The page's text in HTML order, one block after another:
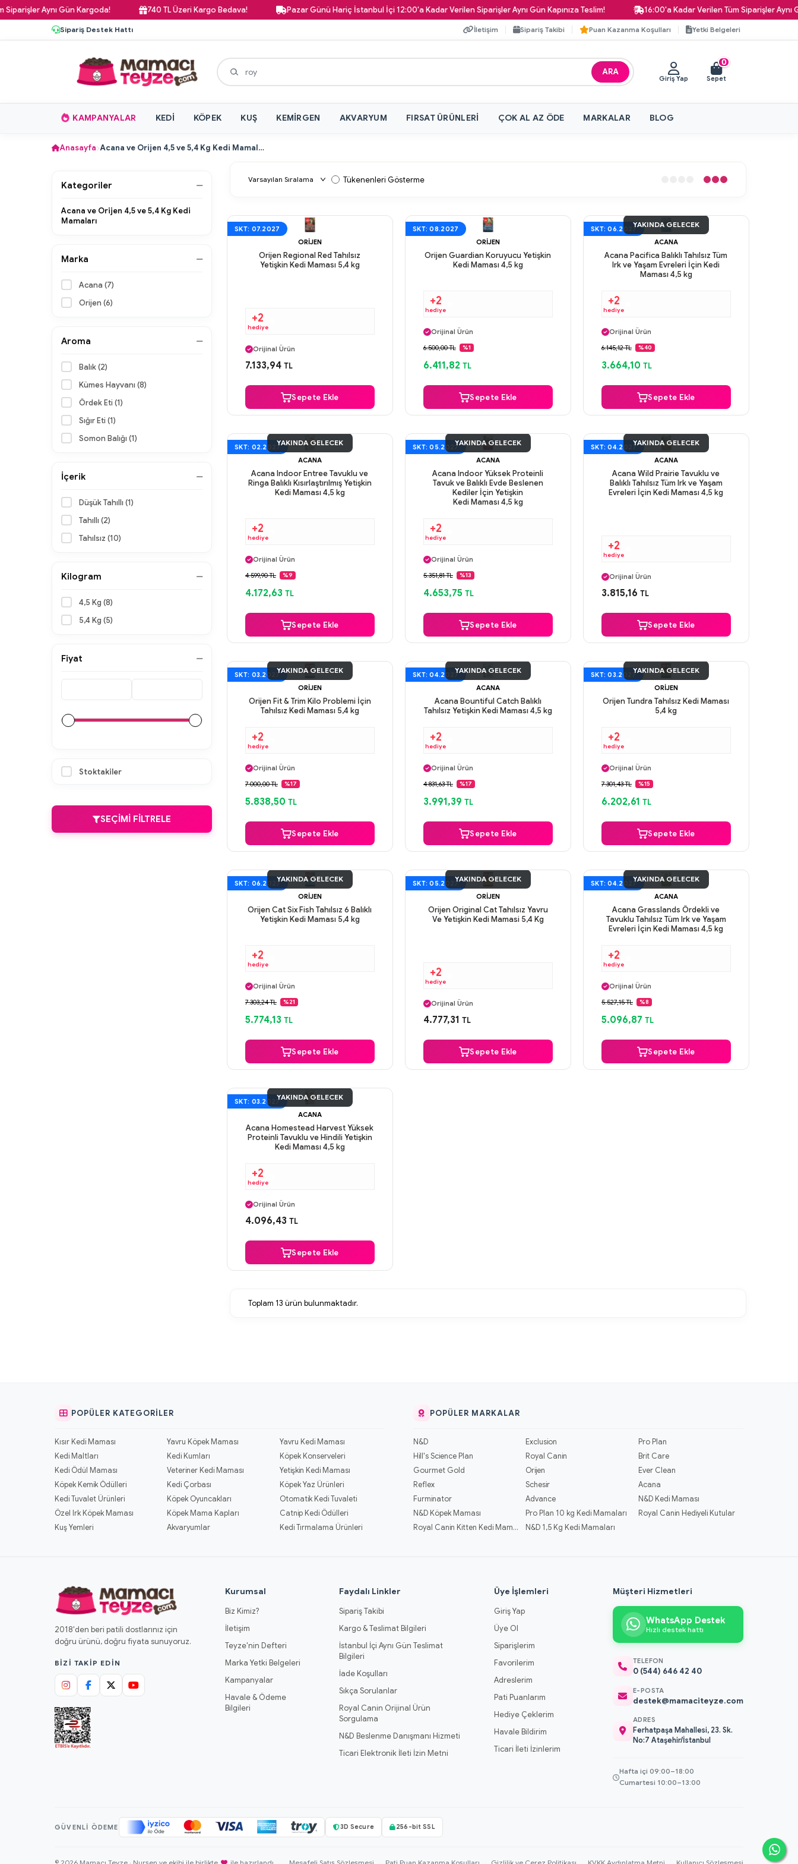
Aynı Gün Kargoda! 740 TL Üzeri Kargo Bedava! Pazar Günü Hariç İstanbul İçi 12:00'a Kadar Verilen Siparişler Aynı Gün Kapınıza Teslim! 16:00'a Kadar Verilen Tüm Siparişler Aynı Gün
Sipariş Destek Hattı İletişim Sipariş Takibi Puan Kazanma Koşulları Yetki Belgeleri
ARA
Giriş Yap
0
Sepet
KAMPANYALAR KEDI KÖPEK KUŞ KEMIRGEN AKVARYUM FIRSAT ÜRÜNLERI ÇOK AL AZ ÖDE MARKALAR BLOG
Anasayfa Acana ve Orijen 4,5 ve 5,4 Kg Kedi Mamaları
Kategoriler
Acana ve Orijen 4,5 ve 5,4 Kg Kedi
Mamaları
Marka
Acana (7)
Orijen (6)
Aroma
Balık (2)
Kümes Hayvanı (8)
Ördek Eti (1)
Sığır Eti (1)
Somon Balığı (1)
İçerik
Düşük Tahıllı (1)
Tahıllı (2)
Tahılsız (10)
Kilogram
4,5 Kg (8)
5,4 Kg (5)
Fiyat
Stoktakiler
SEÇIMI FILTRELE
Tükenenleri Gösterme
SKT: 07.2027
ORIJEN
Orijen Regional Red Tahılsız
Yetişkin Kedi Maması 5,4 kg
+2
hediye
Orijinal Ürün
Güvenli Ödeme
7.133,94 TL
Sepete Ekle
SKT: 08.2027
ORIJEN
Orijen Guardian Koruyucu Yetişkin
Kedi Maması 4,5 kg
+2
hediye
Orijinal Ürün
Güvenli Ödeme
6.500,00 TL %1
6.411,82 TL
Sepete Ekle
SKT: 06.2027YAKINDA GELECEK
ACANA
Acana Pacifica Balıklı Tahılsız Tüm
Irk ve Yaşam Evreleri İçin Kedi
Maması 4,5 kg
+2
hediye
Orijinal Ürün
Güvenli Ödeme
6.145,12 TL %40
3.664,10 TL
Sepete Ekle
SKT: 02.2027YAKINDA GELECEK
ACANA
Acana Indoor Entree Tavuklu ve
Ringa Balıklı Kısırlaştırılmış Yetişkin
Kedi Maması 4,5 kg
+2
hediye
Orijinal Ürün
Güvenli Ödeme
4.599,90 TL %9
4.172,63 TL
Sepete Ekle
SKT: 05.2027YAKINDA GELECEK
ACANA
Acana Indoor Yüksek Proteinli
Tavuk ve Balıklı Evde Beslenen
Kediler İçin Yetişkin
Kedi Maması 4,5 kg
+2
hediye
Orijinal Ürün
Güvenli Ödeme
5.351,81 TL %13
4.653,75 TL
Sepete Ekle
SKT: 04.2027YAKINDA GELECEK
ACANA
Acana Wild Prairie Tavuklu ve
Balıklı Tahılsız Tüm Irk ve Yaşam
Evreleri İçin Kedi Maması 4,5 kg
+2
hediye
Orijinal Ürün
Güvenli Ödeme
3.815,16 TL
Sepete Ekle
SKT: 03.2027YAKINDA GELECEK
ORIJEN
Orijen Fit & Trim Kilo Problemi İçin
Tahılsız Kedi Maması 5,4 kg
+2
hediye
Orijinal Ürün
Güvenli Ödeme
7.000,00 TL %17
5.838,50 TL
Sepete Ekle
SKT: 04.2027YAKINDA GELECEK
ACANA
Acana Bountiful Catch Balıklı
Tahılsız Yetişkin Kedi Maması 4,5 kg
+2
hediye
Orijinal Ürün
Güvenli Ödeme
4.831,63 TL %17
3.991,39 TL
Sepete Ekle
SKT: 03.2027YAKINDA GELECEK
ORIJEN
Orijen Tundra Tahılsız Kedi Maması
5,4 kg
+2
hediye
Orijinal Ürün
Güvenli Ödeme
7.301,43 TL %15
6.202,61 TL
Sepete Ekle
SKT: 06.2027YAKINDA GELECEK
ORIJEN
Orijen Cat Six Fish Tahılsız 6 Balıklı
Yetişkin Kedi Maması 5,4 kg
+2
hediye
Orijinal Ürün
Güvenli Ödeme
7.303,24 TL %21
5.774,13 TL
Sepete Ekle
SKT: 05.2027YAKINDA GELECEK
ORIJEN
Orijen Original Cat Tahılsız Yavru
Ve Yetişkin Kedi Mamasi 5,4 Kg
+2
hediye
Orijinal Ürün
Güvenli Ödeme
4.777,31 TL
Sepete Ekle
SKT: 04.2027YAKINDA GELECEK
ACANA
Acana Grasslands Ördekli ve
Tavuklu Tahılsız Tüm Irk ve Yaşam
Evreleri İçin Kedi Maması 4,5 kg
+2
hediye
Orijinal Ürün
Güvenli Ödeme
5.527,15 TL %8
5.096,87 TL
Sepete Ekle
SKT: 03.2027YAKINDA GELECEK
ACANA
Acana Homestead Harvest Yüksek
Proteinli Tavuklu ve Hindili Yetişkin
Kedi Maması 4,5 kg
+2
hediye
Orijinal Ürün
Güvenli Ödeme
4.096,43 TL
Sepete Ekle
Toplam 13 ürün bulunmaktadır.
POPÜLER KATEGORILER
Kısır Kedi Maması Yavru Köpek Maması
Yavru Kedi Maması
Kedi Maltları
Kedi Kumları
Köpek Konserveleri
Kedi Ödül Maması
Veteriner Kedi Maması
Yetişkin Kedi Maması
Köpek Kemik Ödülleri
Kedi Çorbası
Köpek Yaz Ürünleri
Kedi Tuvalet Ürünleri
Köpek Oyuncakları
Otomatik Kedi Tuvaleti
Özel Irk Köpek Maması
Köpek Mama Kapları
Catnip Kedi Ödülleri
Kuş Yemleri
Akvaryumlar Kedi Tırmalama Ürünleri
POPÜLER MARKALAR
N&D Exclusion
Pro Plan
Hill's Science Plan
Royal Canin
Brit Care
Gourmet Gold
Orijen
Ever Clean
Reflex
Schesir
Acana
Furminator
Advance
N&D Kedi Maması
N&D Köpek Maması
Pro Plan 10 kg Kedi Mamaları
Royal Canin Hediyeli Kutular
Royal Canin Kitten Kedi Mamaları
N&D 1,5 Kg Kedi Mamaları
2018'den beri patili dostlarınız için
doğru ürünü, doğru fiyata sunuyoruz.
BIZI TAKIP EDIN
Kurumsal
Biz Kimiz?
İletişim
Teyze'nin Defteri
Marka Yetki Belgeleri
Kampanyalar
Havale & Ödeme
Bilgileri
Faydalı Linkler
Sipariş Takibi
Kargo & Teslimat Bilgileri
İstanbul İçi Aynı Gün Teslimat
Bilgileri
İade Koşulları
Sıkça Sorulanlar
Royal Canin Orijinal Ürün
Sorgulama
N&D Beslenme Danışmanı Hizmeti
Ticari Elektronik İleti İzin Metni
Üye İşlemleri
Giriş Yap
Üye Ol
Siparişlerim
Favorilerim
Adreslerim
Pati Puanlarım
Hediye Çeklerim
Havale Bildirim
Ticari İleti İzinlerim
Müşteri Hizmetleri
WhatsApp Destek
Hızlı destek hattı
TELEFON
0 (544) 646 42 40
E-POSTA
destek@mamaciteyze.com
ADRES
Ferhatpaşa Mahallesi, 23. Sk.
No:7 Ataşehir/İstanbul
Hafta içi 09:00–18:00
Cumartesi 10:00–13:00
GÜVENLI ÖDEME 3D Secure 256-bit SSL